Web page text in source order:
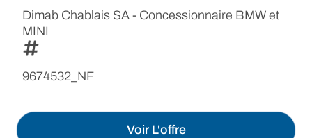
Dimab Chablais SA - Concessionnaire BMW et
MINI
9674532_NF
Voir L'offre